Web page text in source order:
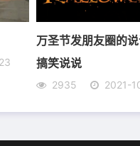
束不喝酒。
怕胃出血;感情深不深，
万圣节发朋友圈的
搞笑说说
2935 2021-